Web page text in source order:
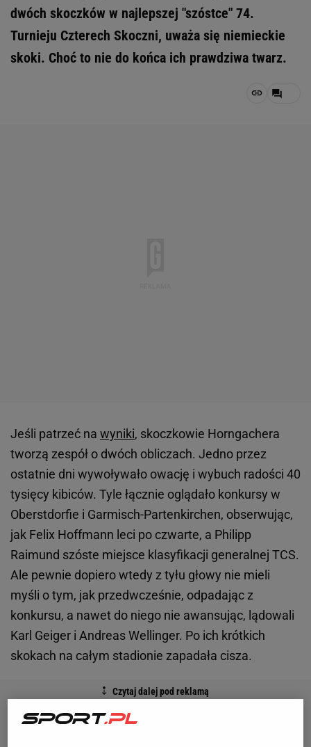
dwóch skoczków w najlepszej "szóstce" 74.
Turnieju Czterech Skoczni, uważa się niemieckie
skoki. Choć to nie do końca ich prawdziwa twarz.
Jeśli patrzeć na wyniki, skoczkowie Horngachera
tworzą zespół o dwóch obliczach. Jedno przez
ostatnie dni wywoływało owację i wybuch radości 40
tysięcy kibiców. Tyle łącznie oglądało konkursy w
Oberstdorfie i Garmisch-Partenkirchen, obserwując,
jak Felix Hoffmann leci po czwarte, a Philipp
Raimund szóste miejsce klasyfikacji generalnej TCS.
Ale pewnie dopiero wtedy z tyłu głowy nie mieli
myśli o tym, jak przedwcześnie, odpadając z
konkursu, a nawet do niego nie awansując, lądowali
Karl Geiger i Andreas Wellinger. Po ich krótkich
skokach na całym stadionie zapadała cisza.